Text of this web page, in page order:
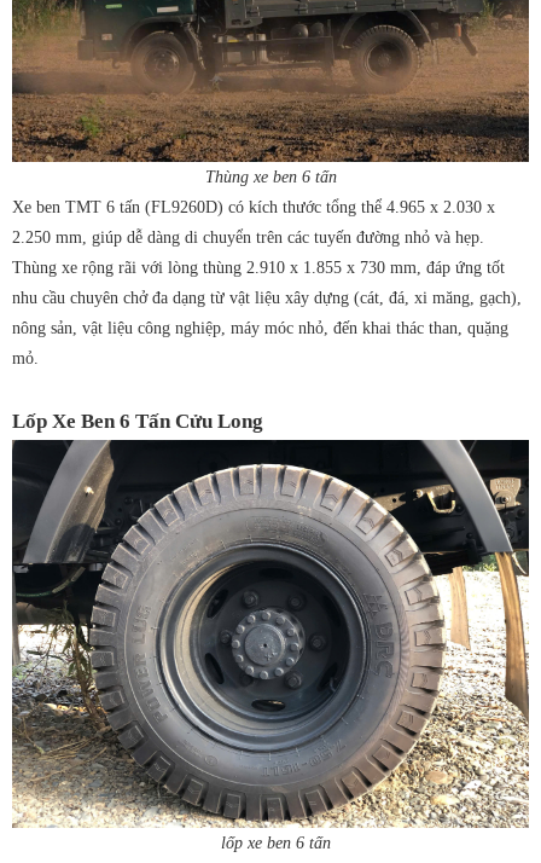
Thùng xe ben 6 tấn
Xe ben TMT 6 tấn (FL9260D) có kích thước tổng thể 4.965 x 2.030 x
2.250 mm, giúp dễ dàng di chuyển trên các tuyến đường nhỏ và hẹp.
Thùng xe rộng rãi với lòng thùng 2.910 x 1.855 x 730 mm, đáp ứng tốt
nhu cầu chuyên chở đa dạng từ vật liệu xây dựng (cát, đá, xi măng, gạch),
nông sản, vật liệu công nghiệp, máy móc nhỏ, đến khai thác than, quặng
mỏ.
Lốp Xe Ben 6 Tấn Cửu Long
lốp xe ben 6 tấn